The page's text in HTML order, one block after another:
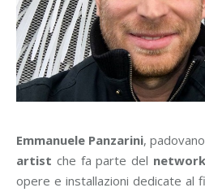
Emmanuele Panzarini,
artist che fa parte del
opere e installazioni dedicate al